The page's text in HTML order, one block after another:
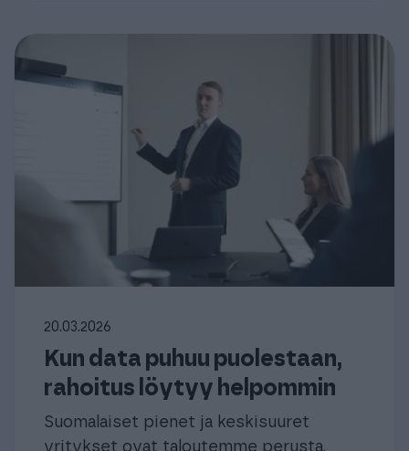
20.03.2026
Kun data puhuu puolestaan,
rahoitus löytyy helpommin
Suomalaiset pienet ja keskisuuret
yritykset ovat taloutemme perusta.